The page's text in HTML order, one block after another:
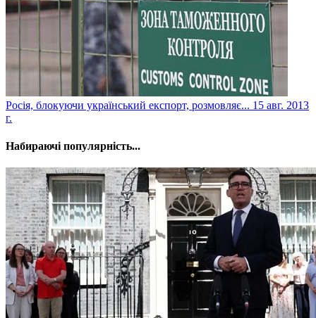
Росія, блокуючи український експорт, розмовляє... 15 авг. 2013
г.
Набираючі популярність...